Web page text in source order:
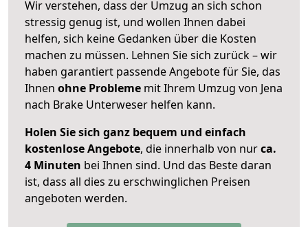
Wir verstehen, dass der Umzug an sich schon
stressig genug ist, und wollen Ihnen dabei
helfen, sich keine Gedanken über die Kosten
machen zu müssen. Lehnen Sie sich zurück – wir
haben garantiert passende Angebote für Sie, das
Ihnen ohne Probleme mit Ihrem Umzug von Jena
nach Brake Unterweser helfen kann.
Holen Sie sich ganz bequem und einfach
kostenlose Angebote, die innerhalb von nurca.
4 Minuten bei Ihnen sind. Und das Beste daran
ist, dass all dies zu erschwinglichen Preisen
angeboten werden.